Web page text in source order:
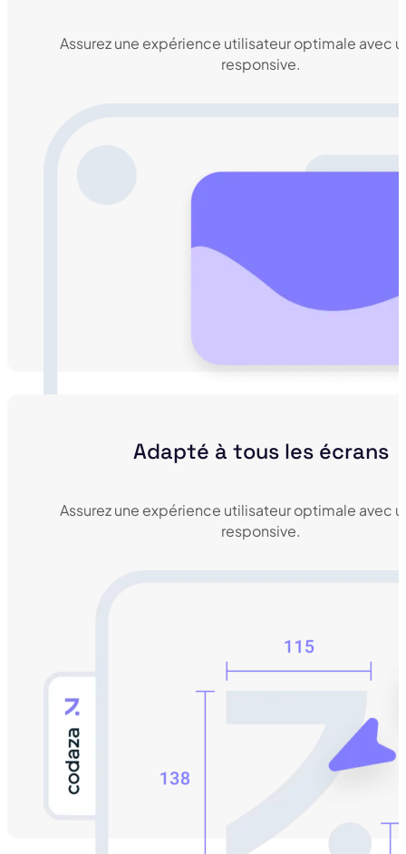
Assurez une expérience utilisateur optimale avec
responsive.
Adapté à tous les écrans
Assurez une expérience utilisateur optimale avec
responsive.